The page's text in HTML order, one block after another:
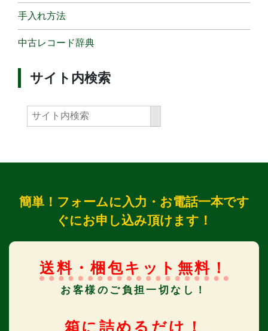
手入れ方法
中古レコード辞典
サイト内検索
簡単！フォームに入力・お電話一本です
ぐにお申し込み頂けます！
送料・梱包キット無料！
お客様のご負担一切なし！
箱に詰めるだけ！